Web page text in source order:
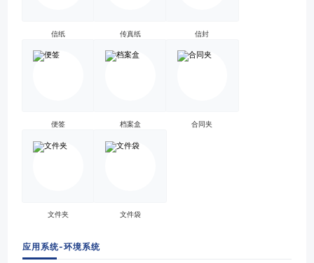
信纸 传真纸 信封
便签 档案盒 合同夹
文件夹 文件袋
应用系统-环境系统